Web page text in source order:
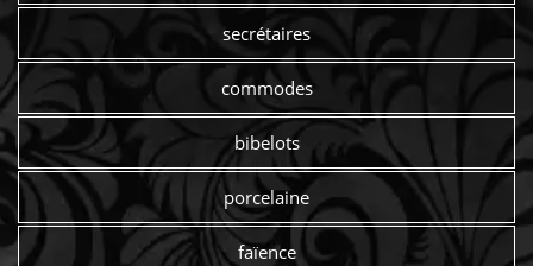
secrétaires
commodes
bibelots
porcelaine
faïence